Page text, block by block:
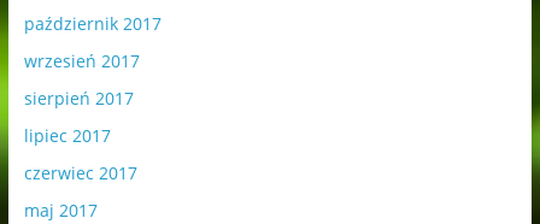
październik 2017
wrzesień 2017
sierpień 2017
lipiec 2017
czerwiec 2017
maj 2017